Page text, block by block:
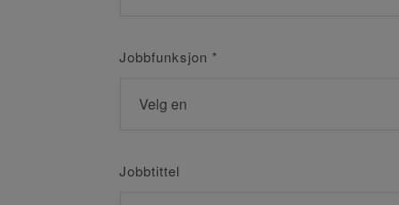
Jobbfunksjon *
Jobbtittel